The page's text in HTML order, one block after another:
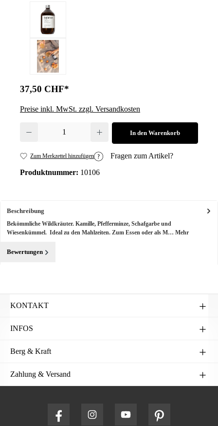
37,50 CHF*
Preise inkl. MwSt. zzgl. Versandkosten
In den Warenkorb
Zum Merkzettel hinzufügen Fragen zum Artikel?
Produktnummer: 10106
Beschreibung
Bekömmliche Wildkräuter. Kamille, Pfefferminze, Schafgarbe und
Wiesenkümmel. Ideal zu den Mahlzeiten. Zum Essen oder als M… Mehr
Bewertungen
KONTAKT
INFOS
Berg & Kraft
Zahlung & Versand